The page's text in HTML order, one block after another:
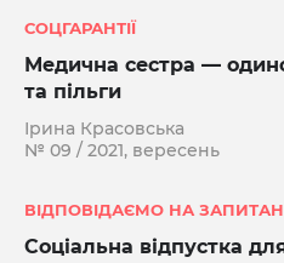
СОЦГАРАНТІЇ
Медична сестра —
та пільги
Ірина Красовська
№ 09 / 2021, вересень
ВІДПОВІДАЄМО НА
Соціальна відпустка